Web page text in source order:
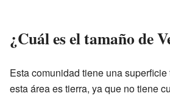
¿Cuál es el tamaño de
Esta comunidad tiene una superficie
esta área es tierra, ya que no tiene